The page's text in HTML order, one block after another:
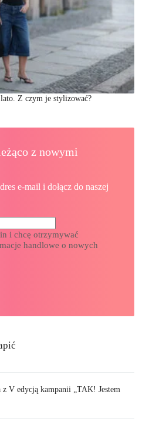
Z czym je stylizować?
z nowymi
e-mail i dołącz do naszej
i chcę otrzymywać
handlowe o nowych
V edycją kampanii „TAK! Jestem